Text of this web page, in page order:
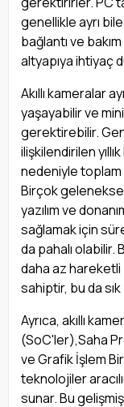
genellikle ayrı
bağlantı ve
altyapıya ihtiyaç
Akıllı kameralar
yaşayabilir ve
gerektirebilir.
ilişkilendirilen
nedeniyle toplam
Birçok
yazılım ve
sağlamak için
da pahalı olabilir.
daha az hareketli
sahiptir, bu da
Ayrıca, akıllı
(SoC'ler),Saha
ve Grafik İşlem
teknolojiler
sunar. Bu